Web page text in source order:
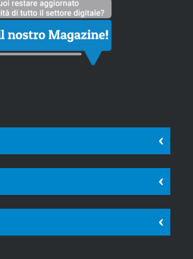
<
<
<